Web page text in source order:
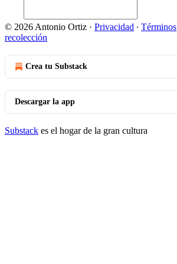
© 2026 Antonio Ortiz · Privacidad ∙ Términos
recolección
Crea tu Substack
Descargar la app
Substack es el hogar de la gran cultura